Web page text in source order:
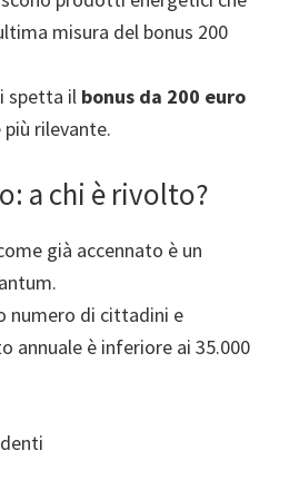
misura del bonus 200
spetta il bonus da 200 euro
rilevante.
a chi è rivolto?
già accennato è un
numero di cittadini e
annuale è inferiore ai 35.000